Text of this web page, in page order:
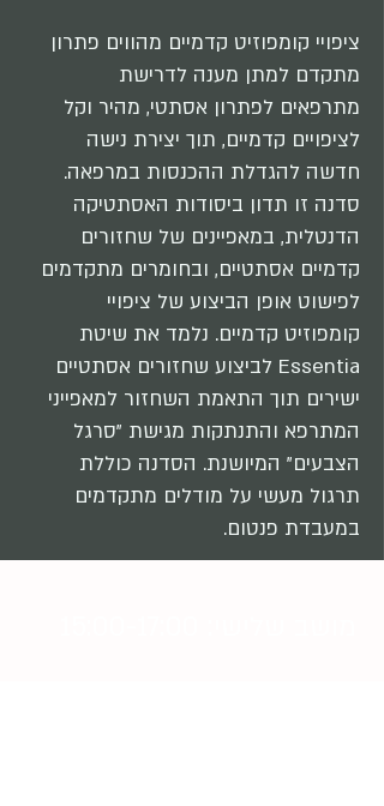
ציפויי קומפוזיט קדמיים מהווים פתרון
מתקדם למתן מענה לדרישת
מתרפאים לפתרון אסתטי, מהיר וקל
לציפויים קדמיים, תוך יצירת נישה
חדשה להגדלת ההכנסות במרפאה.
סדנה זו תדון ביסודות האסתטיקה
הדנטלית, במאפיינים של שחזורים
קדמיים אסתטיים, ובחומרים מתקדמים
לפישוט אופן הביצוע של ציפויי
קומפוזיט קדמיים. נלמד את שיטת
Essentia לביצוע שחזורים אסתטיים
ישירים תוך התאמת השחזור למאפייני
המתרפא והתנתקות מגישת "סרגל
הצבעים" המיושנת. הסדנה כוללת
תרגול מעשי על מודלים מתקדמים
במעבדת פנטום.